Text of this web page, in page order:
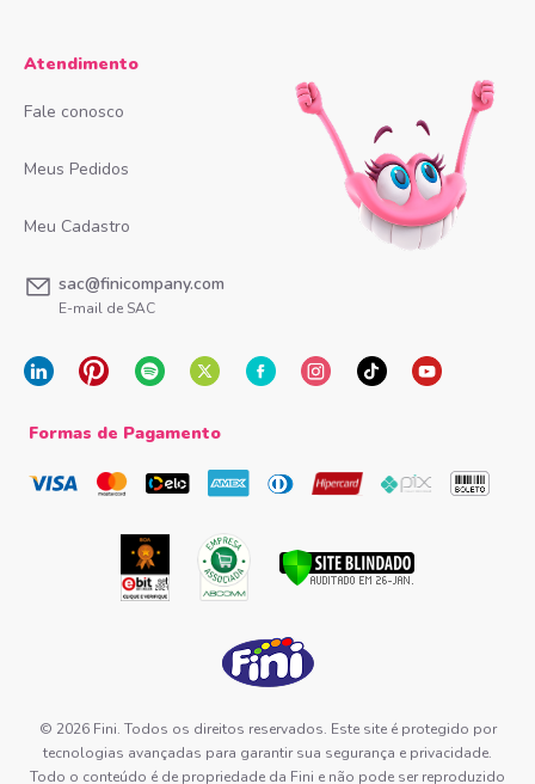
Atendimento
Fale conosco
Meus Pedidos
Meu Cadastro
sac@finicompany.com
E-mail de SAC
Formas de Pagamento
© 2026 Fini. Todos os direitos reservados. Este site é protegido por
tecnologias avançadas para garantir sua segurança e privacidade.
Todo o conteúdo é de propriedade da Fini e não pode ser reproduzido